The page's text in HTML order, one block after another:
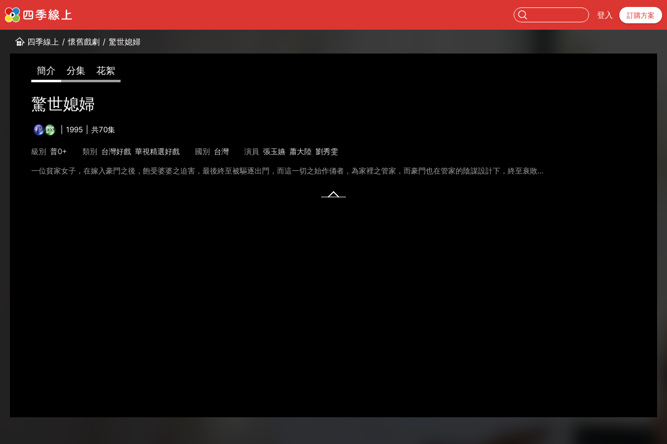
登入 訂購方案
四季線上 / 懷舊戲劇 / 驚世媳婦
簡介 分集 花絮
驚世媳婦
1995 共70集
級別 普0+ 類別 台灣好戲 華視精選好戲 國別 台灣 演員 張玉嬿 蕭大陸 劉秀雯
一位貧家女子，在嫁入豪門之後，飽受婆婆之迫害，最後終至被驅逐出門，而這一切之始作俑者，為家裡之管家，而豪門也在管家的陰謀設計下，終至衰敗...